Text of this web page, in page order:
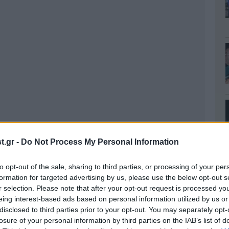
- Do Not Process My Personal Information
opt-out of the sale, sharing to third parties, or processing of your
for targeted advertising by us, please use the below opt-out
selection. Please note that after your opt-out request is processed
interest-based ads based on personal information utilized by us
to third parties prior to your opt-out. You may separately
of your personal information by third parties on the IAB’s list of